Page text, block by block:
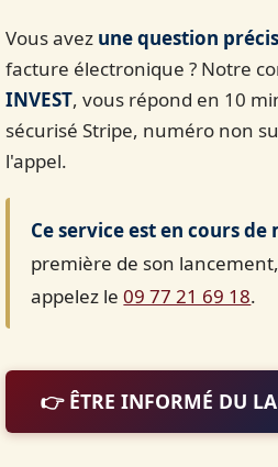
Vous avez une question
facture électronique ? Notre
INVEST, vous répond en 10
sécurisé Stripe, numéro non
l'appel.
Ce service est en cours de
première de son
appelez le09 77 21 69 18.
👉 ÊTRE INFORMÉ DU